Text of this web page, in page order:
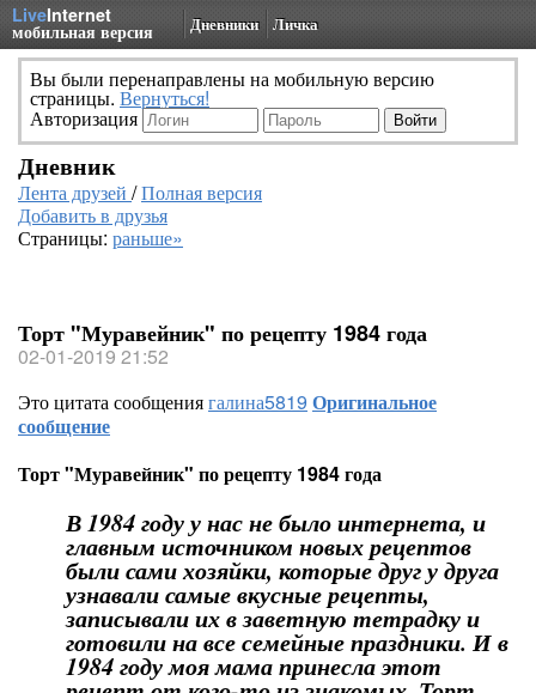
LiveInternet
мобильная версия Дневники Личка
Вы были перенаправлены на мобильную версию
страницы. Вернуться!
Авторизация
Дневник
Лента друзей /Полная версия
Добавить в друзья
Страницы: раньше»
Торт "Муравейник" по рецепту 1984 года
02-01-2019 21:52
Это цитата сообщениягалина5819 Оригинальное
сообщение
Торт "Муравейник" по рецепту 1984 года
В 1984 году у нас не было интернета, и
главным источником новых рецептов
были сами хозяйки, которые друг у друга
узнавали самые вкусные рецепты,
записывали их в заветную тетрадку и
готовили на все семейные праздники. И в
1984 году моя мама принесла этот